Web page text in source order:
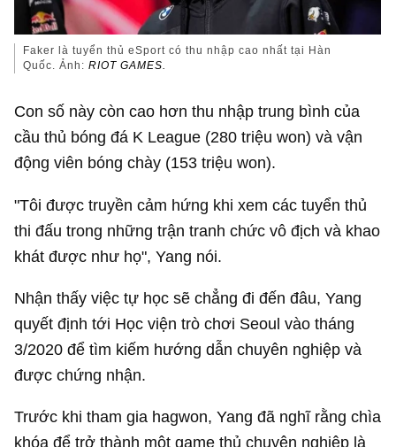
Faker là tuyển thủ eSport có thu nhập cao nhất tại Hàn
Quốc. Ảnh:RIOT GAMES.
Con số này còn cao hơn thu nhập trung bình của
cầu thủ bóng đá K League (280 triệu won) và vận
động viên bóng chày (153 triệu won).
"Tôi được truyền cảm hứng khi xem các tuyển thủ
thi đấu trong những trận tranh chức vô địch và khao
khát được như họ", Yang nói.
Nhận thấy việc tự học sẽ chẳng đi đến đâu, Yang
quyết định tới Học viện trò chơi Seoul vào tháng
3/2020 để tìm kiếm hướng dẫn chuyên nghiệp và
được chứng nhận.
Trước khi tham gia hagwon, Yang đã nghĩ rằng chìa
khóa để trở thành một game thủ chuyên nghiệp là